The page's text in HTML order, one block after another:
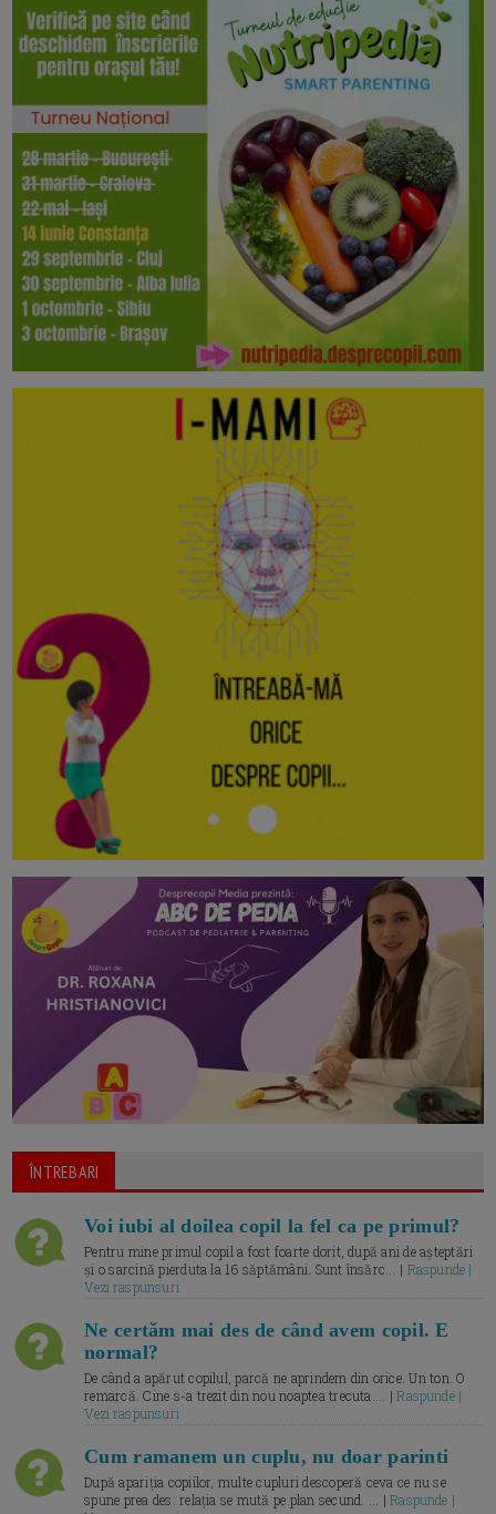
ÎNTREBARI
Voi iubi al doilea copil la fel ca pe primul?
Pentru mine primul copil a fost foarte dorit, după ani de așteptări
și o sarcină pierduta la 16 săptămâni. Sunt însărc... | Raspunde |
Vezi raspunsuri
Ne certăm mai des de când avem copil. E
normal?
De când a apărut copilul, parcă ne aprindem din orice. Un ton. O
remarcă. Cine s-a trezit din nou noaptea trecuta.... |Raspunde |
Vezi raspunsuri
Cum ramanem un cuplu, nu doar parinti
După apariția copiilor, multe cupluri descoperă ceva ce nu se
spune prea des: relația se mută pe plan secund. ... |Raspunde |